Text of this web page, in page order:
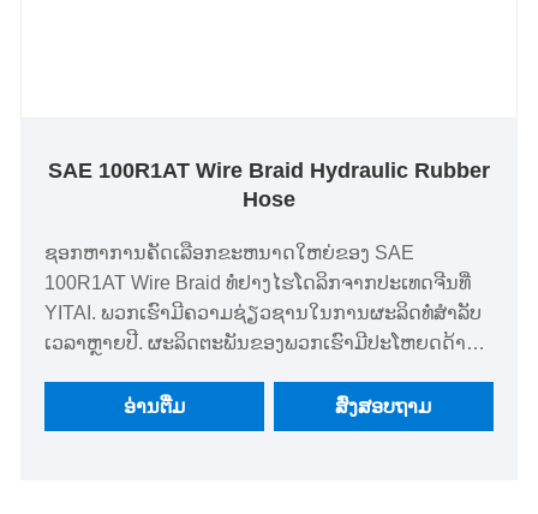
SAE 100R1AT Wire Braid Hydraulic Rubber
Hose
ຊອກຫາການຄັດເລືອກຂະຫນາດໃຫຍ່ຂອງ SAE
100R1AT Wire Braid ທໍ່ຢາງໄຮໂດລິກຈາກປະເທດຈີນທີ່
YITAI. ພວກເຮົາມີຄວາມຊ່ຽວຊານໃນການຜະລິດທໍ່ສໍາລັບ
ເວລາຫຼາຍປີ. ຜະລິດຕະພັນຂອງພວກເຮົາມີປະໂຫຍດດ້ານ
ອາເມລິກາ. ພວກເຮົາຫວັງວ່າຈະກາຍມາເປັນຄູ່ຮ່ວມມືໄລຍະ
ຍາວຂອງທ່ານໃນປະເທດຈີນ.
ອ່ານ​ຕື່ມ ສົ່ງສອບຖາມ